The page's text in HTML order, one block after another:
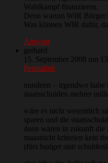
Wahlkampf finanzieren.
Denn warum WIR Bürger?
Was können WIR dafür,
Antwort
gerhard
15. September 2008 um
Permalink
nundenn – irgendwo habe
staatsschulden mehrer
wäre es nicht wesentlich
sparen und die
dann wären in zukunft die
maastricht kriterien kein
(fürs budget statt